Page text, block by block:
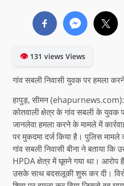
👁131 views Views
गांव सबली निवासी युवक पर हमला
हापुड़, सीमन (ehapurnews.com):
कोतवाली क्षेत्र के गांव सबली के युवक
जानलेवा हमला करने के मामले में
पर मुकदमा दर्ज किया है। पुलिस मामले
गांव सबली निवासी बीना ने बताया कि
HPDA क्षेत्र में घूमने गया था। आरोप
उसके साथ बदसलूकी शुरू कर दी।